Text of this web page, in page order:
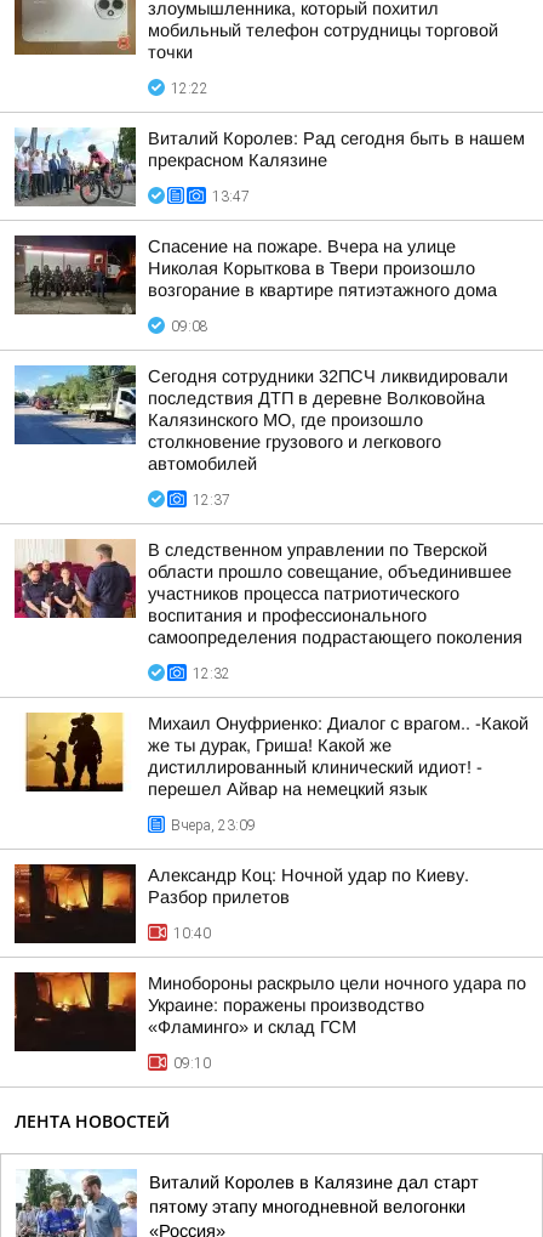
злоумышленника, который похитил
мобильный телефон сотрудницы торговой
точки
12:22
Виталий Королев: Рад сегодня быть в нашем
прекрасном Калязине
13:47
Спасение на пожаре. Вчера на улице
Николая Корыткова в Твери произошло
возгорание в квартире пятиэтажного дома
09:08
Сегодня сотрудники 32ПСЧ ликвидировали
последствия ДТП в деревне Волковойна
Калязинского МО, где произошло
столкновение грузового и легкового
автомобилей
12:37
В следственном управлении по Тверской
области прошло совещание, объединившее
участников процесса патриотического
воспитания и профессионального
самоопределения подрастающего поколения
12:32
Михаил Онуфриенко: Диалог с врагом.. -Какой
же ты дурак, Гриша! Какой же
дистиллированный клинический идиот! -
перешел Айвар на немецкий язык
Вчера, 23:09
Александр Коц: Ночной удар по Киеву.
Разбор прилетов
10:40
Минобороны раскрыло цели ночного удара по
Украине: поражены производство
«Фламинго» и склад ГСМ
09:10
ЛЕНТА НОВОСТЕЙ
Виталий Королев в Калязине дал старт
пятому этапу многодневной велогонки
«Россия»